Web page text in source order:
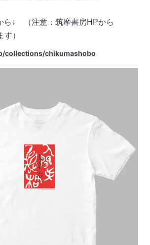
ら↓ （注意：筑摩書房HPから
す）
collections/chikumashobo